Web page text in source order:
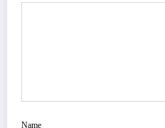
Name